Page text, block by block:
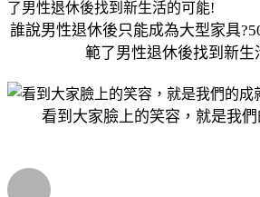
誰說男性退休後只能成為大型家具
範了男性退休後找到新生
看到大家臉上的笑容，就是我們